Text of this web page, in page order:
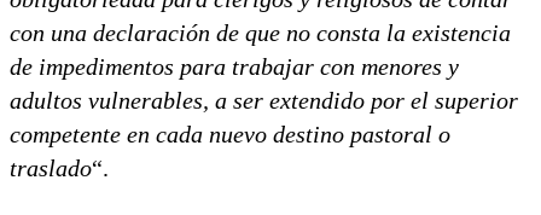
con una declaración de que no consta la existencia
de impedimentos para trabajar con menores y
adultos vulnerables, a ser extendido por el superior
competente en cada nuevo destino pastoral o
traslado“.